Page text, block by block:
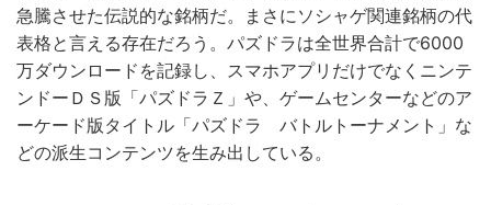
急騰させた伝説的な銘柄だ。まさにソシャゲ関連銘柄の代
表格と言える存在だろう。パズドラは全世界合計で6000
万ダウンロードを記録し、スマホアプリだけでなくニンテ
ンドーＤＳ版「パズドラＺ」や、ゲームセンターなどのア
ーケード版タイトル「パズドラ バトルトーナメント」な
どの派生コンテンツを生み出している。